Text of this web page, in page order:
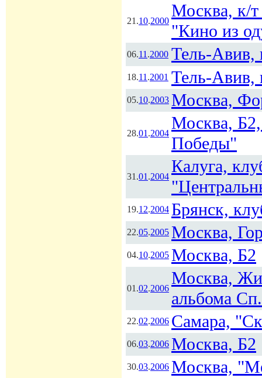
21.10.2000
Москва, к/т
"Кино из
06.11.2000 Тель-Авив,
18.11.2001 Тель-Авив,
05.10.2003 Москва,
28.01.2004
Москва,
Победы"
31.01.2004
Калуга,
19.12.2004 Брянск,
22.05.2005 Москва,
04.10.2005 Москва, Б2
01.02.2006
Москва,
альбома
22.02.2006 Самара,
06.03.2006 Москва, Б2
30.03.2006 Москва,